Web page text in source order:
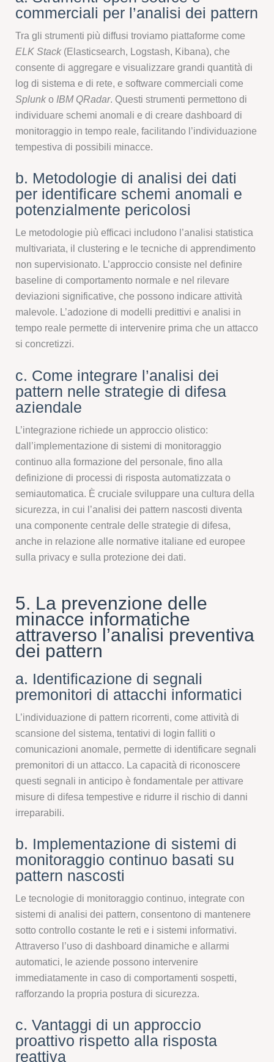
commerciali per l’analisi dei pattern
Tra gli strumenti più diffusi troviamo piattaforme come
ELK Stack(Elasticsearch, Logstash, Kibana), che
consente di aggregare e visualizzare grandi quantità di
log di sistema e di rete, e software commerciali come
Splunko IBM QRadar. Questi strumenti permettono di
individuare schemi anomali e di creare dashboard di
monitoraggio in tempo reale, facilitando l’individuazione
tempestiva di possibili minacce.
b. Metodologie di analisi dei dati
per identificare schemi anomali e
potenzialmente pericolosi
Le metodologie più efficaci includono l’analisi statistica
multivariata, il clustering e le tecniche di apprendimento
non supervisionato. L’approccio consiste nel definire
baseline di comportamento normale e nel rilevare
deviazioni significative, che possono indicare attività
malevole. L’adozione di modelli predittivi e analisi in
tempo reale permette di intervenire prima che un attacco
si concretizzi.
c. Come integrare l’analisi dei
pattern nelle strategie di difesa
aziendale
L’integrazione richiede un approccio olistico:
dall’implementazione di sistemi di monitoraggio
continuo alla formazione del personale, fino alla
definizione di processi di risposta automatizzata o
semiautomatica. È cruciale sviluppare una cultura della
sicurezza, in cui l’analisi dei pattern nascosti diventa
una componente centrale delle strategie di difesa,
anche in relazione alle normative italiane ed europee
sulla privacy e sulla protezione dei dati.
5. La prevenzione delle
minacce informatiche
attraverso l’analisi preventiva
dei pattern
a. Identificazione di segnali
premonitori di attacchi informatici
L’individuazione di pattern ricorrenti, come attività di
scansione del sistema, tentativi di login falliti o
comunicazioni anomale, permette di identificare segnali
premonitori di un attacco. La capacità di riconoscere
questi segnali in anticipo è fondamentale per attivare
misure di difesa tempestive e ridurre il rischio di danni
irreparabili.
b. Implementazione di sistemi di
monitoraggio continuo basati su
pattern nascosti
Le tecnologie di monitoraggio continuo, integrate con
sistemi di analisi dei pattern, consentono di mantenere
sotto controllo costante le reti e i sistemi informativi.
Attraverso l’uso di dashboard dinamiche e allarmi
automatici, le aziende possono intervenire
immediatamente in caso di comportamenti sospetti,
rafforzando la propria postura di sicurezza.
c. Vantaggi di un approccio
proattivo rispetto alla risposta
reattiva